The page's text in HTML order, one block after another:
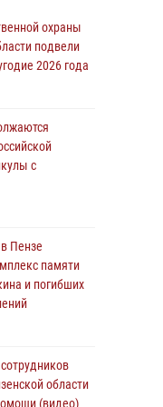
«Страж»
«Гвардеец»
оказали
пенсионеру
Росгвардии
Пензенской
за первое
охраны
подвели
2026 года
с
Пензе
памяти
и погибших
области
(видео)